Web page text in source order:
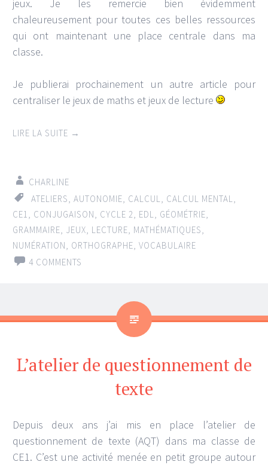
jeux. Je les remercie bien évidemment
chaleureusement pour toutes ces belles ressources
qui ont maintenant une place centrale dans ma
classe.
Je publierai prochainement un autre article pour
centraliser le jeux de maths et jeux de lecture
LIRE LA SUITE →
CHARLINE
ATELIERS, AUTONOMIE, CALCUL, CALCUL MENTAL,
CE1, CONJUGAISON, CYCLE 2, EDL, GÉOMÉTRIE,
GRAMMAIRE, JEUX, LECTURE, MATHÉMATIQUES,
NUMÉRATION, ORTHOGRAPHE, VOCABULAIRE
4 COMMENTS
L’atelier de questionnement de
texte
Depuis deux ans j’ai mis en place l’atelier de
questionnement de texte (AQT) dans ma classe de
CE1. C’est une activité menée en petit groupe autour